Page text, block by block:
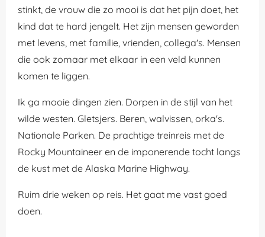
stinkt, de vrouw die zo mooi is dat het pijn doet, het
kind dat te hard jengelt. Het zijn mensen geworden
met levens, met familie, vrienden, collega's. Mensen
die ook zomaar met elkaar in een veld kunnen
komen te liggen.
Ik ga mooie dingen zien. Dorpen in de stijl van het
wilde westen. Gletsjers. Beren, walvissen, orka's.
Nationale Parken. De prachtige treinreis met de
Rocky Mountaineer en de imponerende tocht langs
de kust met de Alaska Marine Highway.
Ruim drie weken op reis. Het gaat me vast goed
doen.